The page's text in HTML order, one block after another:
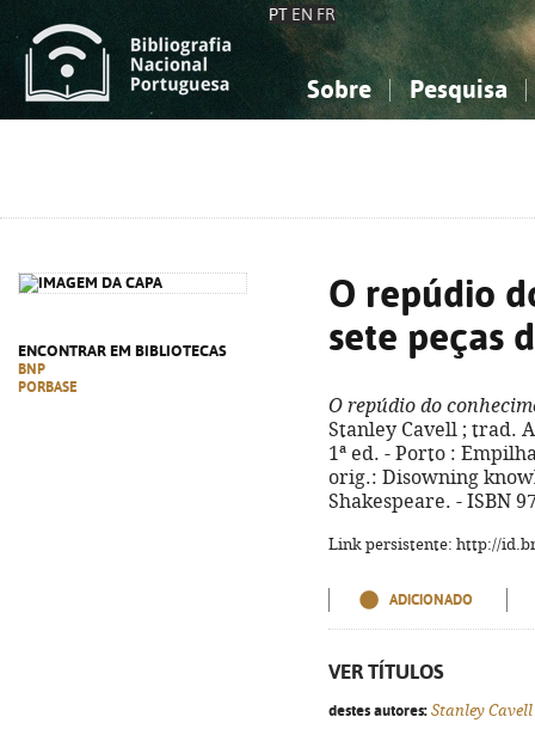
PT EN FR
Sobre Pesquisa
ENCONTRAR EM BIBLIOTECAS
BNP
PORBASE
O repúdio
sete peças
O repúdio do
Stanley Cavell ; trad.
1ª ed. - Porto :
orig.: Disowning
Shakespeare. - ISBN
Link persistente: http://
ADICIONADO
VER TÍTULOS
destes autores: Stanley Cavell